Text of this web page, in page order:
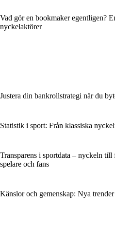
Vad gör en bookmaker egentligen?
nyckelaktörer
Justera din bankrollstrategi när du
Statistik i sport: Från klassiska
Transparens i sportdata – nyckeln
spelare och fans
Känslor och gemenskap: Nya